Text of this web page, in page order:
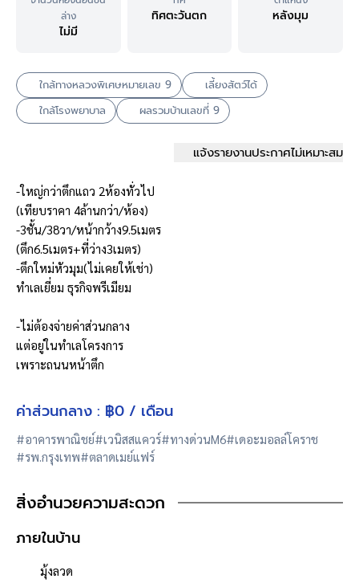
ล่าง
ไม่มี
ทิศตะวันตก หลังมุม
ใกล้ทางหลวงพิเศษหมายเลข 9
เลี้ยงสัตว์ได้
ใกล้โรงพยาบาล
ผลรวมบ้านเลขที่ 9
แจ้งรายงานประกาศไม่เหมาะสม
-ใหญ่กว่าตึกแถว 2ห้องทั่วไป
(เทียบราคา 4ล้านกว่า/ห้อง)
-3ชั้น/38วา/หน้ากว้าง9.5เมตร
(ตึก6.5เมตร+ที่ว่าง3เมตร)
-ตึกใหม่หัวมุม(ไม่เคยให้เช่า)
ทำเลเยี่ยม ธุรกิจพรีเมียม
-ไม่ต้องจ่ายค่าส่วนกลาง
แต่อยู่ในทำเลโครงการ
เพราะถนนหน้าตึก
-ไม่ใกล้เสาไฟฟ้าใหญ่,
-ติดถนนกว้าง 16เมตร(4เลน)
(ไม่รวมลานจอดรวม)
-เป็นตึกกลุ่มแรก ที่ติดทางเข้า
-เป็นฝั่งติดรั้วหน้าโครงการ
ค่าส่วนกลาง : ฿0 / เดือน
#อาคารพาณิชย์#เวนิสสแควร์#ทางด่วนM6#เดอะมอลล์โคราช
#รพ.กรุงเทพ#ตลาดเมย์แฟร์
สิ่งอำนวยความสะดวก
ภายในบ้าน
มุ้งลวด